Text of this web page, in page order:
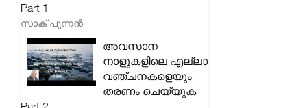
Part 1
സാക് പുന്നൻ
അവസാന
നാളുകളിലെ എല്ലാ
വഞ്ചനകളെയും
തരണം ചെയ്യുക -